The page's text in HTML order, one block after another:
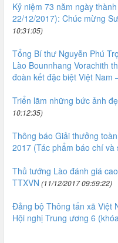
Kỷ niệm 73 năm ngày
22/12/2017): Chúc mừng
10:31:05)
Tổng Bí thư Nguyễn Phú
Lào Bounnhang Vorachith
đoàn kết đặc biệt Việt Nam
Triển lãm những bức ảnh
10:12:35)
Thông báo Giải thưởng
2017 (Tác phẩm báo chí và
Thủ tướng Lào đánh giá
TTXVN (11/12/2017 09:59:22)
Đảng bộ Thông tấn xã Việt
Hội nghị Trung ương 6